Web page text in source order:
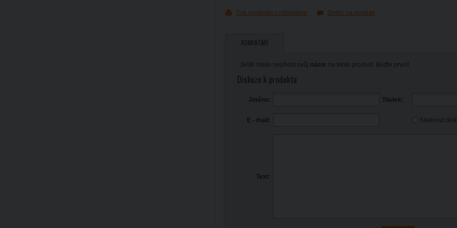
Tisk produktu s náhledem Dotaz na produkt
KOMENTÁŘE
Ještě nikdo nepřidal svůj názor na tento produkt. Buďte první!
Diskuze k produktu
Jméno: Titulek:
E - mail: Sledovat
Text: